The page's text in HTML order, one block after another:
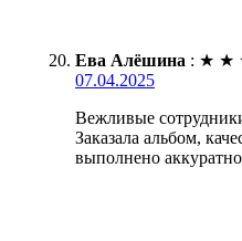
Ева Алёшина : ★ ★
07.04.2025
Вежливые
Заказала альбом,
выполнено